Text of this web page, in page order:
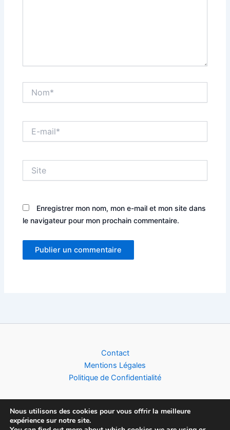
mail*
Enregistrer mon nom, mon e-mail et mon site dans
le navigateur pour mon prochain commentaire.
Contact
Mentions Légales
Politique de Confidentialité
Nous utilisons des cookies pour vous offrir la meilleure
expérience sur notre site.